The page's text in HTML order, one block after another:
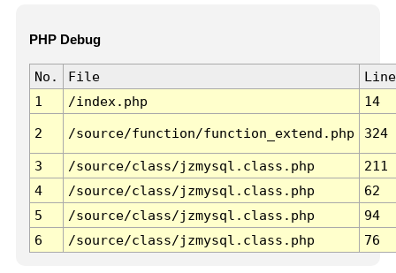
PHP Debug
No. File
Line
1
/index.php 14
2 /source/function/function_extend.php 324
3 /source/class/jzmysql.class.php
211
4
/source/class/jzmysql.class.php
62
5
/source/class/jzmysql.class.php
94
6
/source/class/jzmysql.class.php 76